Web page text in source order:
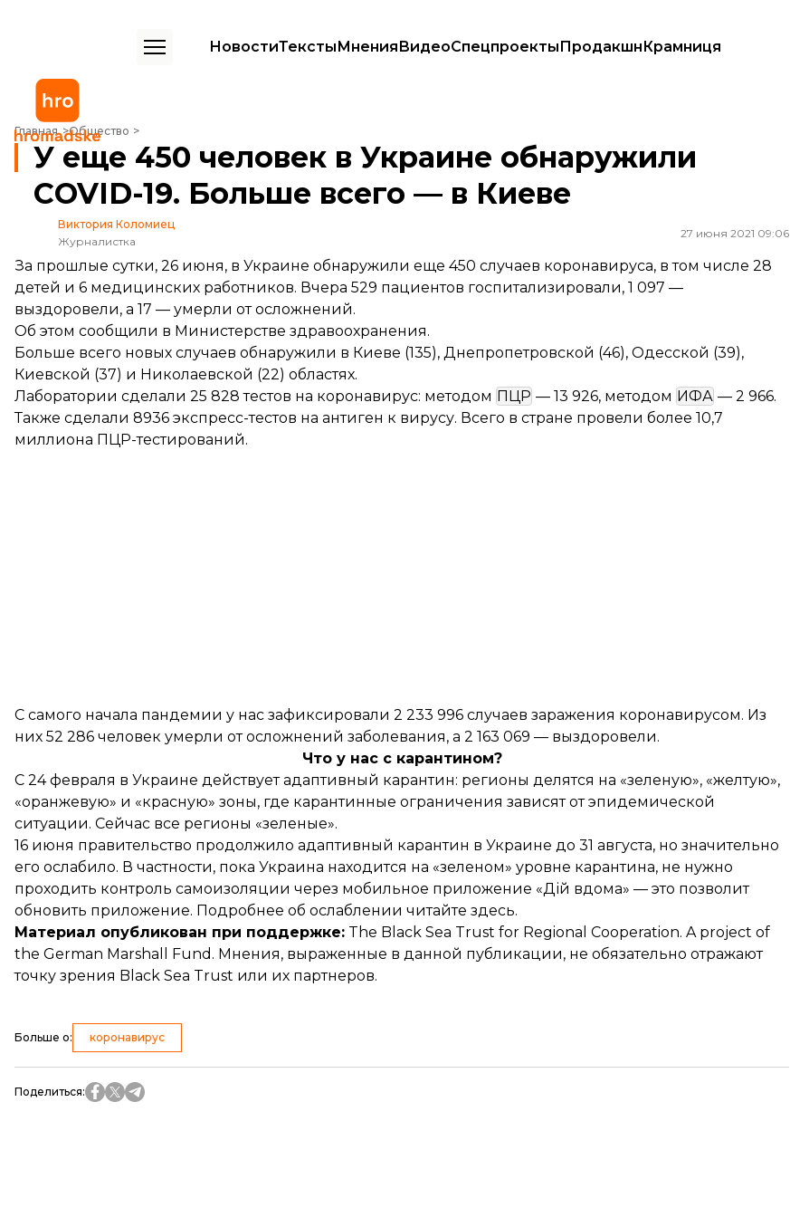
НовостиТекстыМненияВидеоСпецпроектыПродакшнКрамниця
Главная Общество
У еще 450 человек в Украине обнаружили COVID-19. Больше всего — в Киеве
У еще 450 человек в Украине обнаружили
COVID-19. Больше всего — в Киеве
Виктория Коломиец
Журналистка
27 июня 2021 09:06
За прошлые сутки, 26 июня, в Украине обнаружили еще 450 случаев коронавируса, в том числе 28
детей и 6 медицинских работников. Вчера 529 пациентов госпитализировали, 1 097 —
выздоровели, а 17 — умерли от осложнений.
Об этом сообщили в Министерстве здравоохранения.
Больше всего новых случаев обнаружили в Киеве (135), Днепропетровской (46), Одесской (39),
Киевской (37) и Николаевской (22) областях.
Лаборатории сделали 25 828 тестов на коронавирус: методом ПЦР — 13 926, методом ИФА — 2 966.
Также сделали 8936 экспресс-тестов на антиген к вирусу. Всего в стране провели более 10,7
миллиона ПЦР-тестирований.
С самого начала пандемии у нас зафиксировали 2 233 996 случаев заражения коронавирусом. Из
них 52 286 человек умерли от осложнений заболевания, а 2 163 069 — выздоровели.
Что у нас с карантином?
С 24 февраля в Украине действуетадаптивный карантин: регионы делятся на «зеленую», «желтую»,
«оранжевую» и «красную» зоны, где карантинные ограничения зависят от эпидемической
ситуации. Сейчас все регионы «зеленые».
16 июня правительство продолжило адаптивный карантин в Украине до 31 августа, но значительно
его ослабило. В частности, пока Украина находится на «зеленом» уровне карантина, не нужно
проходить контроль самоизоляции через мобильное приложение «Дій вдома» — это позволит
обновить приложение. Подробнее об ослаблении читайте здесь.
Материал опубликован при поддержке: The Black Sea Trust for Regional Cooperation. A project of
the German Marshall Fund. Мнения, выраженные в данной публикации, не обязательно отражают
точку зрения Black Sea Trust или их партнеров.
Больше о: коронавирус
Поделиться: